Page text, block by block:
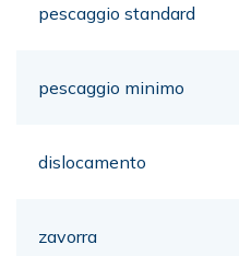
pescaggio standard
pescaggio minimo
dislocamento
zavorra